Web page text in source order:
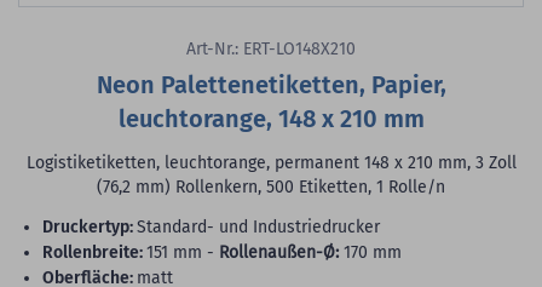
Art-Nr.: ERT-LO148X210
Neon Palettenetiketten, Papier,
leuchtorange, 148 x 210 mm
Logistiketiketten, leuchtorange, permanent 148 x 210 mm, 3 Zoll
(76,2 mm) Rollenkern, 500 Etiketten, 1 Rolle/n
Druckertyp:Standard- und Industriedrucker
Rollenbreite:151 mm - Rollenaußen-Ø: 170 mm
Oberfläche: matt